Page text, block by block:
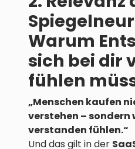
Warum
sich bei dir
fühlen
„Menschen kaufen
verstehen – sondern
verstanden fühlen.“
Und das gilt in der